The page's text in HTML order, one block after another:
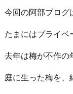
今回の阿部ブログ
たまにはプライベ
去年は梅が不作の
庭に生った梅を、